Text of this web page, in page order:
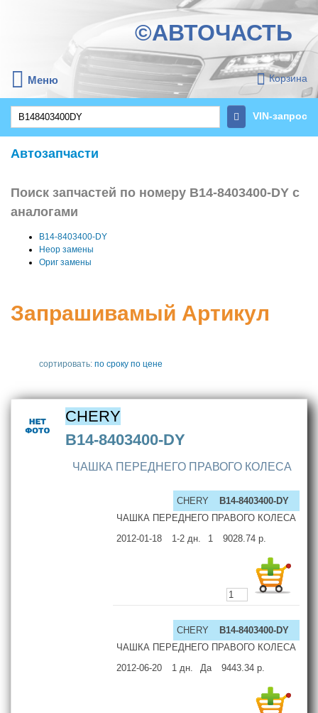
©АВТОЧАСТЬ
Меню Корзина
VIN-запрос
Автозапчасти
Поиск запчастей по номеру B14-8403400-DY с
аналогами
B14-8403400-DY
Неор замены
Ориг замены
Запрашивамый Артикул
сортировать: по сроку по цене
CHERY
B14-8403400-DY
ЧАШКА ПЕРЕДНЕГО ПРАВОГО КОЛЕСА
CHERY
B14-8403400-DY
ЧАШКА ПЕРЕДНЕГО ПРАВОГО КОЛЕСА
2012-01-18
1-2 дн. 1 9028.74 р.
CHERY
B14-8403400-DY
ЧАШКА ПЕРЕДНЕГО ПРАВОГО КОЛЕСА
2012-06-20
1 дн. Да 9443.34 р.